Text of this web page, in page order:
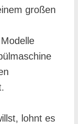
großen
lohnt es